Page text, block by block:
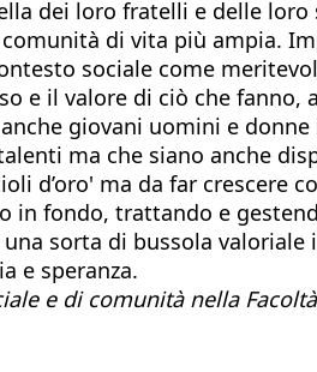
dei loro fratelli e delle
di vita più ampia.
sociale come
e il valore di ciò che
giovani uomini e
ma che siano anche
d’oro' ma da far crescere
in fondo, trattando e
sorta di bussola
e speranza.
e di comunità nella